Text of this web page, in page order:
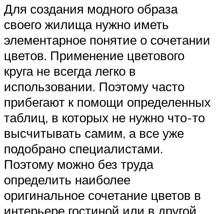
Для создания модного образа
своего жилища нужно иметь
элементарное понятие о сочетании
цветов. Применение цветового
круга не всегда легко в
использовании. Поэтому часто
прибегают к помощи определенных
таблиц, в которых не нужно что-то
высчитывать самим, а все уже
подобрано специалистами.
Поэтому можно без труда
определить наиболее
оригинальное сочетание цветов в
интерьере гостиной или в другой